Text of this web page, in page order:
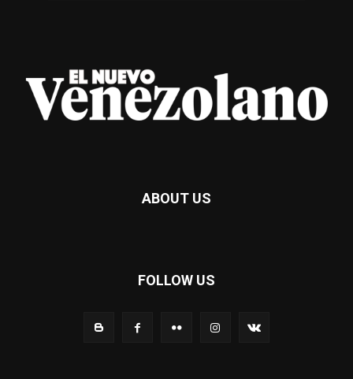
ABOUT US
FOLLOW US